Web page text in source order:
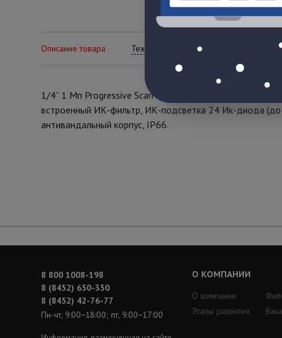
Описание товара Технические характеристики
1/4” 1 Мп Progressive Scan CMOS OV9712,
встроенный ИК-фильтр, ИК-подсветка 24 Ик-диода
антивандальный корпус, IР66.
8 800 1008-198
8 (8452) 650-350
8 (8452) 42-76-77
Пн-чт, 9:00−18:00; пт, 9:00−17:00
О КОМПАНИИ
О компании
Этапы развития